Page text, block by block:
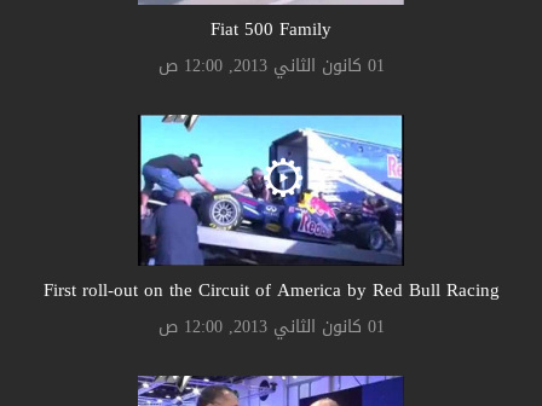
Fiat 500 Family
01 كانون الثاني 2013, 12:00 ص
First roll-out on the Circuit of America by Red Bull Racing
01 كانون الثاني 2013, 12:00 ص